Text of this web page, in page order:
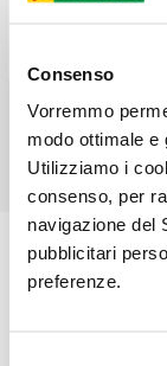
Consenso
Vorremmo
modo ottimale e
Utilizziamo i
consenso, per
navigazione del
pubblicitari
preferenze.
Articolo